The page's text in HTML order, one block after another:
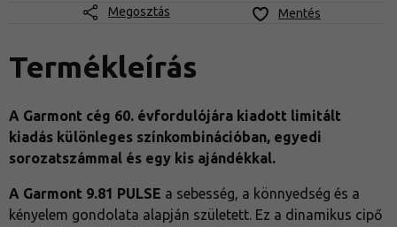
Megosztás Mentés
Termékleírás
A Garmont cég 60. évfordulójára kiadott limitált
kiadás különleges színkombinációban, egyedi
sorozatszámmal és egy kis ajándékkal.
A Garmont 9.81 PULSE a sebesség, a könnyedség és a
kényelem gondolata alapján született. Ez a dinamikus cipő